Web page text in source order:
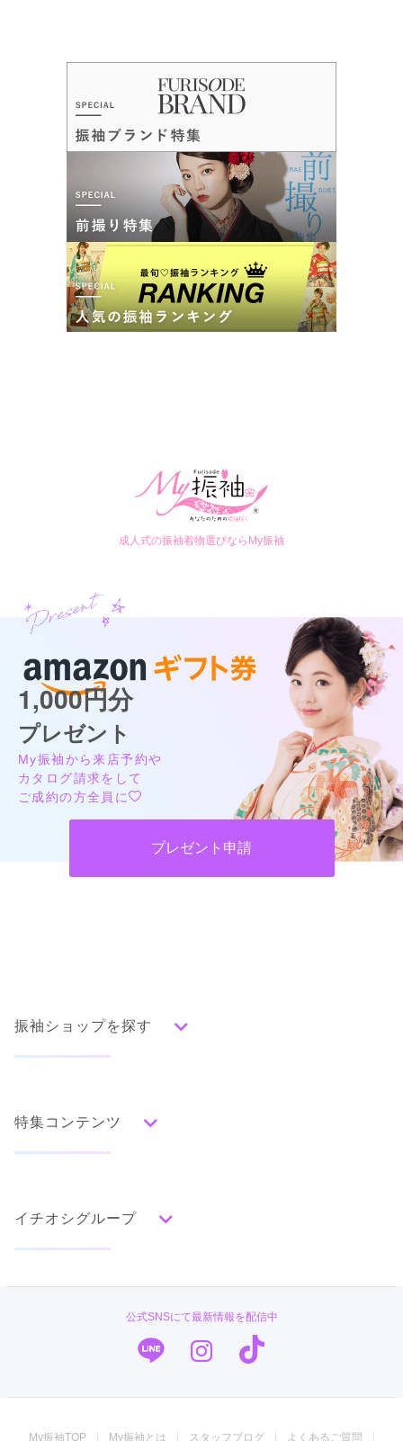
成人式の振袖着物選びならMy振袖
1,000円分
プレゼント
My振袖から来店予約や
カタログ請求をして
ご成約の方全員に
プレゼント申請
振袖ショップを探す
みんなの振袖ランキングトップ
色別ランキング
グレー
白
エレガント キュート クール
口コミから探す
特集コンテンツ
ママ振特集
個性的振袖コーディネート特集
成人式レポート
振袖ブランド特集
イチオシグループ
キモノハーツ／kimono hearts
振袖専門店 オンディーヌ
公式SNSにて最新情報を配信中
My振袖TOP My振袖とは スタッフブログ よくあるご質問